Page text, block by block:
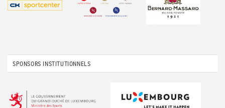
SPONSORS INSTITUTIONNELS